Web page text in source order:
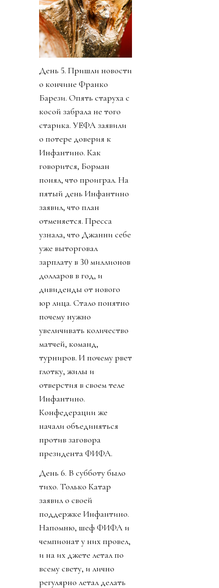
День 5. Пришли новости
о кончине Франко
Барези. Опять старуха с
косой забрала не того
старика. УЕФА заявили
о потере доверия к
Инфантино. Как
говорится, Борман
понял, что проиграл. На
пятый день Инфантино
заявил, что план
отменяется. Пресса
узнала, что Джанни себе
уже выторговал
зарплату в 30 миллионов
долларов в год, и
дивиденды от нового
юр лица. Стало понятно
почему нужно
увеличивать количество
матчей, команд,
турниров. И почему рвет
глотку, жилы и
отверстия в своем теле
Инфантино.
Конфедерации же
начали объединяться
против заговора
президента ФИФА.
День 6. В субботу было
тихо. Только Катар
заявил о своей
поддержке Инфантино.
Напомню, шеф ФИФА и
чемпионат у них провел,
и на их джете летал по
всему свету, и лично
регулярно летал делать